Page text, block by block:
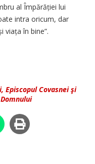
al Împărăției lui
intra oricum, dar
viața în bine”.
Episcopul Covasnei şi